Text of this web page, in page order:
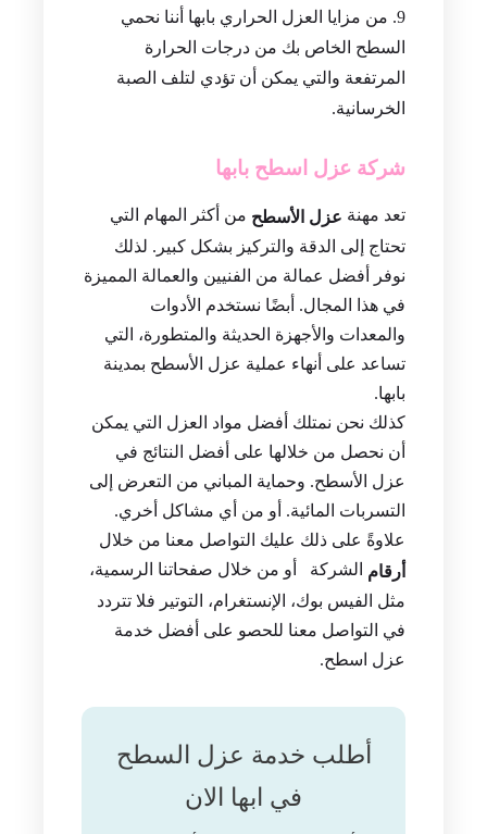
من مزايا العزل الحراري بابها أننا نحمي
السطح الخاص بك من درجات الحرارة
المرتفعة والتي يمكن أن تؤدي لتلف الصبة
الخرسانية.
شركة عزل اسطح بابها
تعد مهنة عزل الأسطح من أكثر المهام التي
تحتاج إلى الدقة والتركيز بشكل كبير. لذلك
نوفر أفضل عمالة من الفنيين والعمالة المميزة
في هذا المجال. أبضًا نستخدم الأدوات
والمعدات والأجهزة الحديثة والمتطورة، التي
تساعد على أنهاء عملية عزل الأسطح بمدينة
بابها.
كذلك نحن نمتلك أفضل مواد العزل التي يمكن
أن نحصل من خلالها على أفضل النتائج في
عزل الأسطح. وحماية المباني من التعرض إلى
التسربات المائية. أو من أي مشاكل أخري.
علاوةً على ذلك عليك التواصل معنا من خلال
أرقام الشركة أو من خلال صفحاتنا الرسمية،
مثل الفيس بوك، الإنستغرام، التوتير فلا تتردد
في التواصل معنا للحصو على أفضل خدمة
عزل اسطح.
أطلب خدمة عزل السطح
في ابها الان